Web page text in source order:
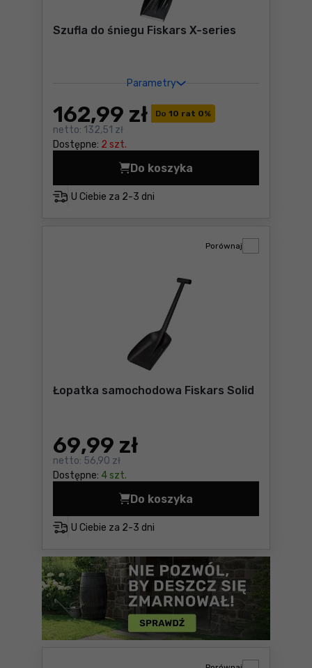
Szufla do śniegu Fiskars X-series
Parametry
Do 10 rat 0%
162,99 zł
netto: 132,51 zł
Dostępne: 2 szt.
U Ciebie za 2-3 dni
Do koszyka
Szufla do śniegu Fiskars X-
Łopatka samochodowa Fiskars Solid
69,99 zł
netto: 56,90 zł
Dostępne: 4 szt.
Porównaj
U Ciebie za 2-3 dni
Do koszyka
Łopatka samochodowa